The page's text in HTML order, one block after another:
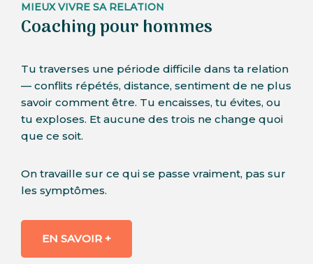
MIEUX VIVRE SA RELATION
Coaching pour hommes
Tu traverses une période difficile dans ta relation
— conflits répétés, distance, sentiment de ne plus
savoir comment être. Tu encaisses, tu évites, ou
tu exploses. Et aucune des trois ne change quoi
que ce soit.
On travaille sur ce qui se passe vraiment, pas sur
les symptômes.
EN SAVOIR +